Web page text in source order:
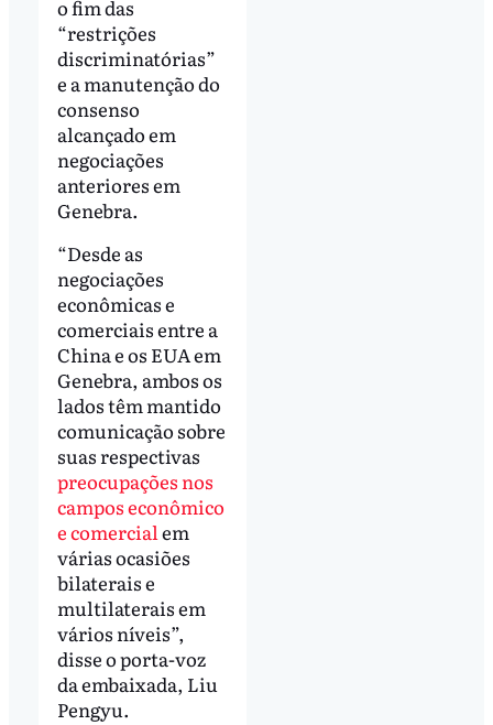
o fim das
“restrições
discriminatórias”
e a manutenção do
consenso
alcançado em
negociações
anteriores em
Genebra.
“Desde as
negociações
econômicas e
comerciais entre a
China e os EUA em
Genebra, ambos os
lados têm mantido
comunicação sobre
suas respectivas
preocupações nos
campos econômico
e comercialem
várias ocasiões
bilaterais e
multilaterais em
vários níveis”,
disse o porta-voz
da embaixada, Liu
Pengyu.